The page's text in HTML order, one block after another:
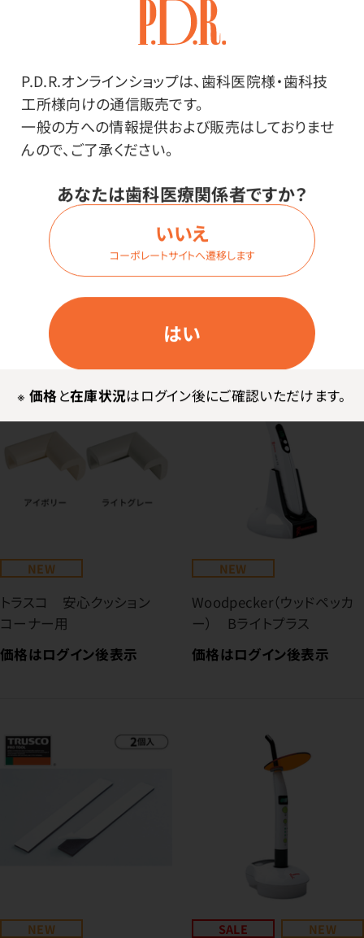
P.D.R.オンラインショップは、歯科医院様・歯科技
工所様向けの通信販売です。
一般の方への情報提供および販売はしておりませ
んので、ご了承ください。
あなたは歯科医療関係者ですか？
はい
いいえ
コーポレートサイトへ遷移します
※ 価格と在庫状況はログイン後にご確認いただけます。
トラスコ 使い捨てぞうき
ん 綿100%
価格はログイン後表示
NEW
トラスコ かかとを踏める軽
量2WAYシューズ（男性用）
価格はログイン後表示
NEW
トラスコ 安心クッション
コーナー用
価格はログイン後表示
NEW
Woodpecker（ウッドペッカ
ー） Bライトプラス
価格はログイン後表示
NEW SALE NEW